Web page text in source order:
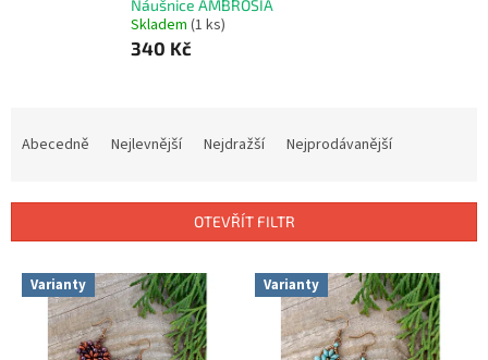
Náušnice AMBROSIA
Skladem (1 ks)
340 Kč
í
Abecedně Nejlevnější Nejdražší Nejprodávanější
OTEVŘÍT FILTR
V Varianty Varianty